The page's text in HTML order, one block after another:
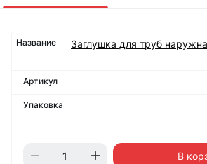
Заглушка для труб
В